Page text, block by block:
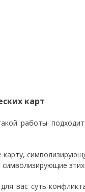
карт
работы
вас суть